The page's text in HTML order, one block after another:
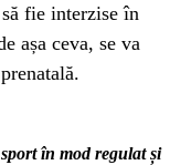
fie interzise în
așa ceva, se va
în mod regulat și